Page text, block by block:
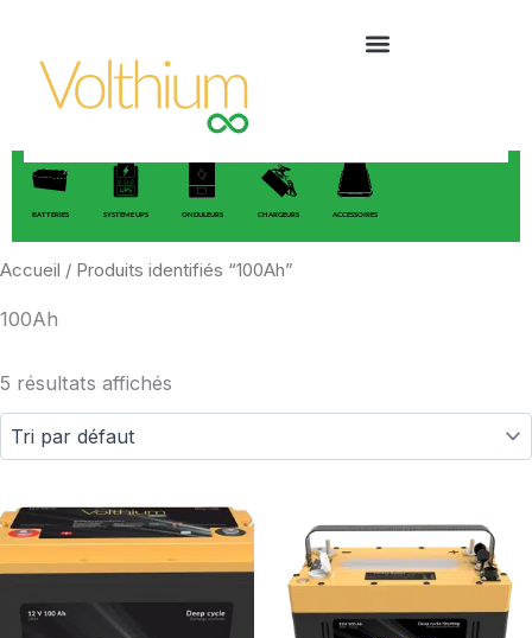
contenu
BATTERIES SYSTÈME UPS ONDULEURS CHARGEURS ACCESSOIRES
Accueil / Produits identifiés “100Ah”
100Ah
5 résultats affichés